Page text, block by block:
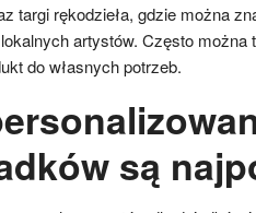
targi rękodzieła, gdzie można
artystów. Często można
do własnych potrzeb.
są